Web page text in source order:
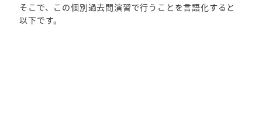
そこで、この個別過去問演習で行うことを言語化すると
以下です。